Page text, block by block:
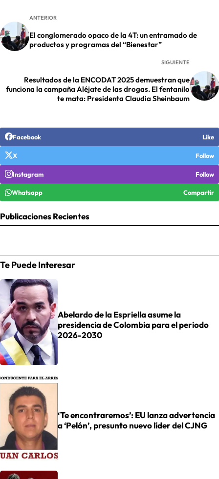
ANTERIOR
El conglomerado opaco de la 4T: un entramado de
productos y programas del “Bienestar”
SIGUIENTE
Resultados de la ENCODAT 2025 demuestran que
funciona la campaña Aléjate de las drogas. El fentanilo
te mata: Presidenta Claudia Sheinbaum
Facebook Like
X Follow
Instagram Follow
Whatsapp Compartir
Publicaciones Recientes
Te Puede Interesar
Abelardo de la Espriella asume la
presidencia de Colombia para el periodo
2026-2030
‘Te encontraremos’: EU lanza advertencia
a ‘Pelón’, presunto nuevo líder del CJNG